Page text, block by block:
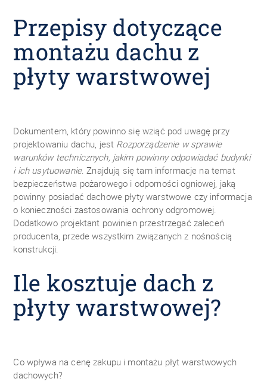
Przepisy dotyczące
montażu dachu z
płyty warstwowej
Dokumentem, który powinno się wziąć pod uwagę przy
projektowaniu dachu, jest Rozporządzenie w sprawie
warunków technicznych, jakim powinny odpowiadać budynki
i ich usytuowanie. Znajdują się tam informacje na temat
bezpieczeństwa pożarowego i odporności ogniowej, jaką
powinny posiadać dachowe płyty warstwowe czy informacja
o konieczności zastosowania ochrony odgromowej.
Dodatkowo projektant powinien przestrzegać zaleceń
producenta, przede wszystkim związanych z nośnością
konstrukcji.
Ile kosztuje dach z
płyty warstwowej?
Co wpływa na cenę zakupu i montażu płyt warstwowych
dachowych?